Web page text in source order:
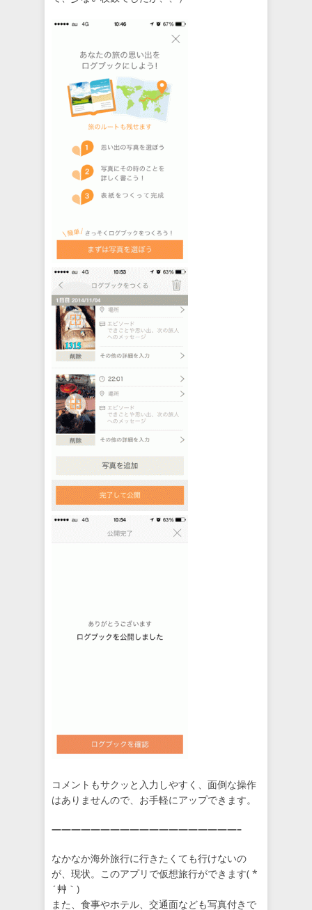
コメントもサクッと入力しやすく、面倒な操作
はありませんので、お手軽にアップできます。
———————————————————–
なかなか海外旅行に行きたくても行けないの
が、現状。このアプリで仮想旅行ができます( *
´艸｀)
また、食事やホテル、交通面なども写真付きで